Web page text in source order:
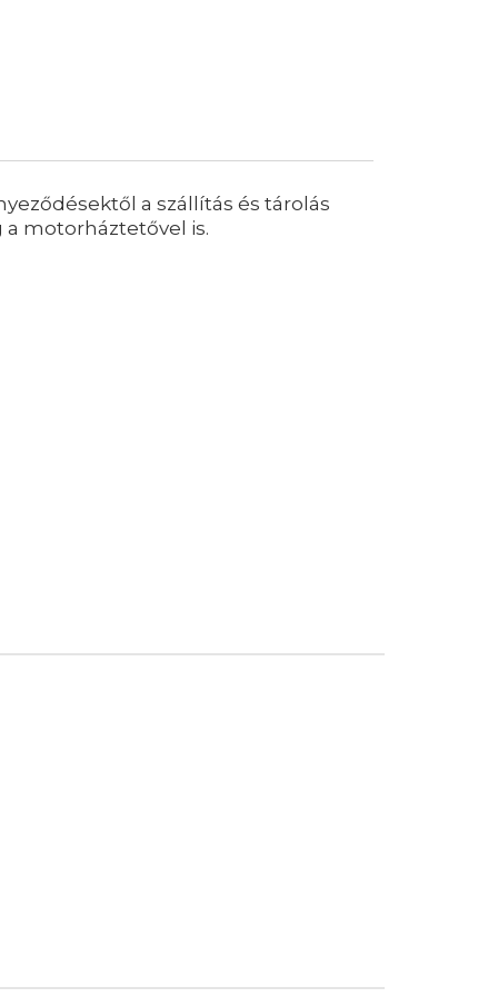
a szállítás és tárolás
a motorháztetővel is.